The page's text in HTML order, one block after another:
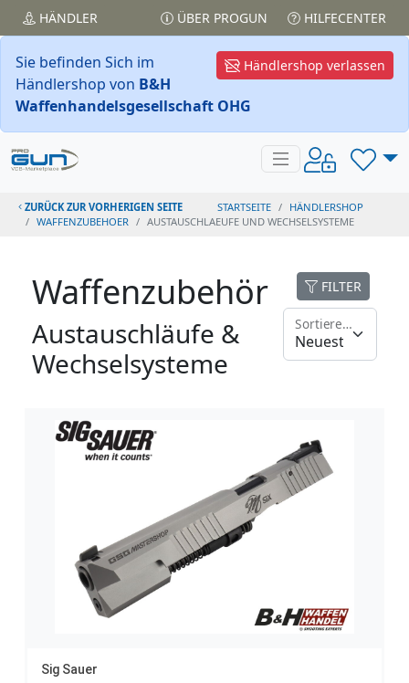
HÄNDLER ÜBER PROGUN HILFECENTER
Händlershop verlassen
Sie befinden Sich im
Händlershop von B&H
Waffenhandelsgesellschaft OHG
ZURÜCK ZUR VORHERIGEN SEITE STARTSEITE
HÄNDLERSHOP
WAFFENZUBEHOER
AUSTAUSCHLAEUFE UND WECHSELSYSTEME
Waffenzubehör
Austauschläufe &
Wechselsysteme
FILTER
Sortieren nach
Sig Sauer